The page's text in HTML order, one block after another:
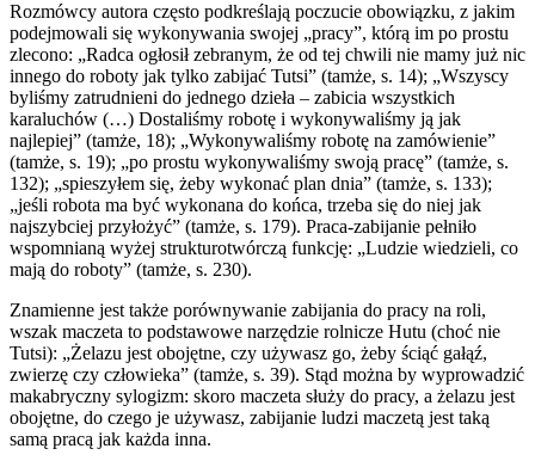
Rozmówcy autora często podkreślają poczucie obowiązku, z jakim
podejmowali się wykonywania swojej „pracy”, którą im po prostu
zlecono: „Radca ogłosił zebranym, że od tej chwili nie mamy już nic
innego do roboty jak tylko zabijać Tutsi” (tamże, s. 14); „Wszyscy
byliśmy zatrudnieni do jednego dzieła – zabicia wszystkich
karaluchów (…) Dostaliśmy robotę i wykonywaliśmy ją jak
najlepiej” (tamże, 18); „Wykonywaliśmy robotę na zamówienie”
(tamże, s. 19); „po prostu wykonywaliśmy swoją pracę” (tamże, s.
132); „spieszyłem się, żeby wykonać plan dnia” (tamże, s. 133);
„jeśli robota ma być wykonana do końca, trzeba się do niej jak
najszybciej przyłożyć” (tamże, s. 179). Praca-zabijanie pełniło
wspomnianą wyżej strukturotwórczą funkcję: „Ludzie wiedzieli, co
mają do roboty” (tamże, s. 230).
Znamienne jest także porównywanie zabijania do pracy na roli,
wszak maczeta to podstawowe narzędzie rolnicze Hutu (choć nie
Tutsi): „Żelazu jest obojętne, czy używasz go, żeby ściąć gałąź,
zwierzę czy człowieka” (tamże, s. 39). Stąd można by wyprowadzić
makabryczny sylogizm: skoro maczeta służy do pracy, a żelazu jest
obojętne, do czego je używasz, zabijanie ludzi maczetą jest taką
samą pracą jak każda inna.